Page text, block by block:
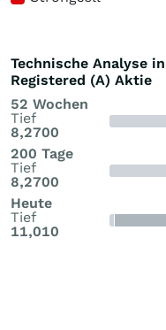
Technische Analyse
Registered (A) Aktie
52 Wochen
Tief
8,2700
200 Tage
Tief
8,2700
Heute
Tief
11,010